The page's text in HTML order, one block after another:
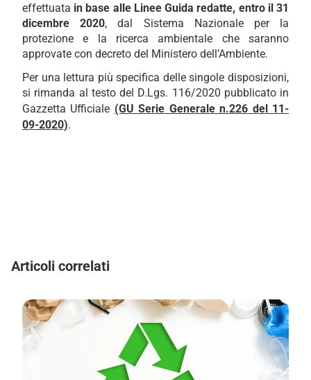
effettuata in base alle Linee Guida redatte, entro il 31
dicembre 2020, dal Sistema Nazionale per la
protezione e la ricerca ambientale che saranno
approvate con decreto del Ministero dell’Ambiente.
Per una lettura più specifica delle singole disposizioni,
si rimanda al testo del D.Lgs. 116/2020 pubblicato in
Gazzetta Ufficiale (GU Serie Generale n.226 del 11-
09-2020).
Articoli correlati